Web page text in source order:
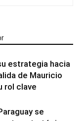
estrategia hacia
de Mauricio
rol clave
se